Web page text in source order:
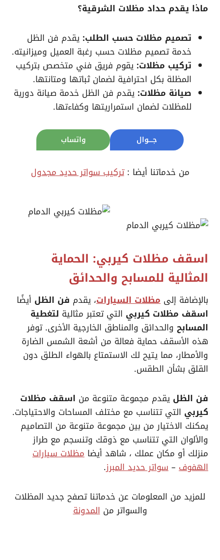
ماذا يقدم حداد مظلات الشرقية؟
تصميم مظلات حسب الطلب: يقدم فن الظل
خدمة تصميم مظلات حسب رغبة العميل وميزانيته.
تركيب مظلات: يقوم فريق فني متخصص بتركيب
المظلة بكل احترافية لضمان ثباتها ومتانتها.
صيانة مظلات: يقدم فن الظل خدمة صيانة دورية
للمظلات لضمان استمراريتها وكفاءتها.
جــــوال واتساب
من خدماتنا أيضا :تركيب سواتر حديد مجدول
اسقف مظلات كيربي: الحماية
المثالية للمسابح والحدائق
بالإضافة إلى مظلات السيارات، يقدم فن الظل أيضًا
اسقف مظلات كيربي التي تعتبر مثالية لتغطية
المسابح والحدائق والمناطق الخارجية الأخرى. توفر
هذه الأسقف حماية فعالة من أشعة الشمس الضارة
والأمطار، مما يتيح لك الاستمتاع بالهواء الطلق دون
القلق بشأن الطقس.
فن الظل يقدم مجموعة متنوعة من اسقف مظلات
كيربي التي تتناسب مع مختلف المساحات والاحتياجات.
يمكنك الاختيار من بين مجموعة متنوعة من التصاميم
والألوان التي تتناسب مع ذوقك وتنسجم مع طراز
منزلك أو مكان عملك ، شاهد أيضا مظلات سيارات
الهفوف –سواتر حديد المبرز.
للمزيد من المعلومات عن خدماتنا تصفح جديد المظلات
والسواتر منالمدونة